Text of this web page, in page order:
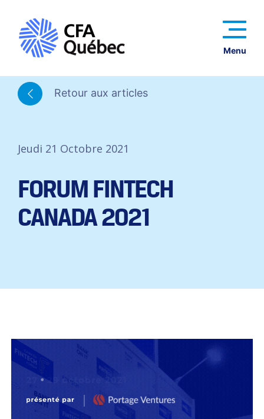
Menu
Retour aux articles
Jeudi 21 Octobre 2021
FORUM FINTECH
CANADA 2021